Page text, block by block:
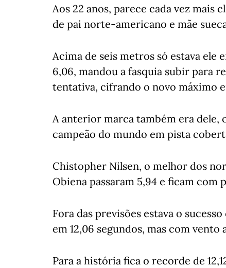
Aos 22 anos, parece cada vez mais
de pai norte-americano e mãe
Acima de seis metros só estava ele
6,06, mandou a fasquia subir para
tentativa, cifrando o novo máximo
A anterior marca também era dele,
campeão do mundo em pista
Chistopher Nilsen, o melhor dos
Obiena passaram 5,94 e ficam
Fora das previsões estava o
em 12,06 segundos, mas com vento
Para a história fica o recorde de